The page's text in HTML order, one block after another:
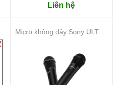
Liên hệ
Micro không dây Sony ULTMIC1